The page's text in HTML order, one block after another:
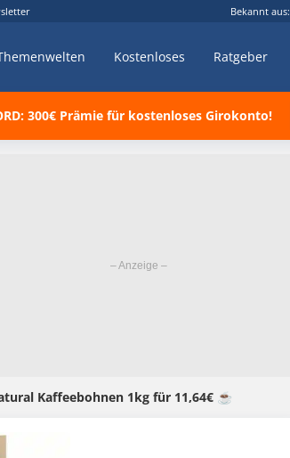
Bekannt aus:
Kostenloses Ratgeber
300€ Prämie für kostenloses Girokonto!
Kaffeebohnen 1kg für 11,64€ ☕